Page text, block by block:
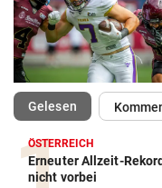
Gelesen(ausgewählt)
ÖSTERREICH
Erneuter Allzeit-
nicht vorbei
Action-Cam Vergleich